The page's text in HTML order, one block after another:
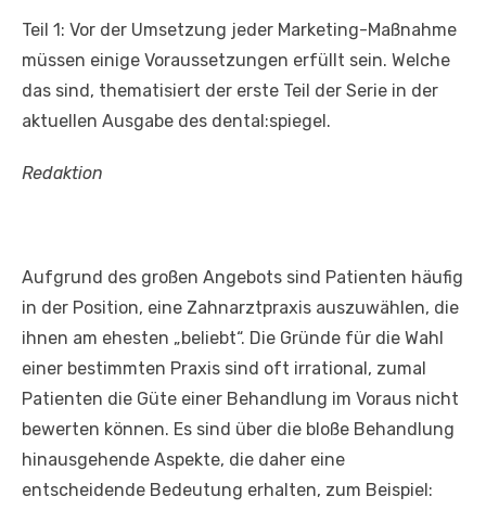
Teil 1: Vor der Umsetzung jeder Marketing-Maßnahme
müssen einige Voraussetzungen erfüllt sein. Welche
das sind, thematisiert der erste Teil der Serie in der
aktuellen Ausgabe des dental:spiegel.
Redaktion
Aufgrund des großen Angebots sind Patienten häufig
in der Position, eine Zahnarztpraxis auszuwählen, die
ihnen am ehesten „beliebt“. Die Gründe für die Wahl
einer bestimmten Praxis sind oft irrational, zumal
Patienten die Güte einer Behandlung im Voraus nicht
bewerten können. Es sind über die bloße Behandlung
hinausgehende Aspekte, die daher eine
entscheidende Bedeutung erhalten, zum Beispiel: